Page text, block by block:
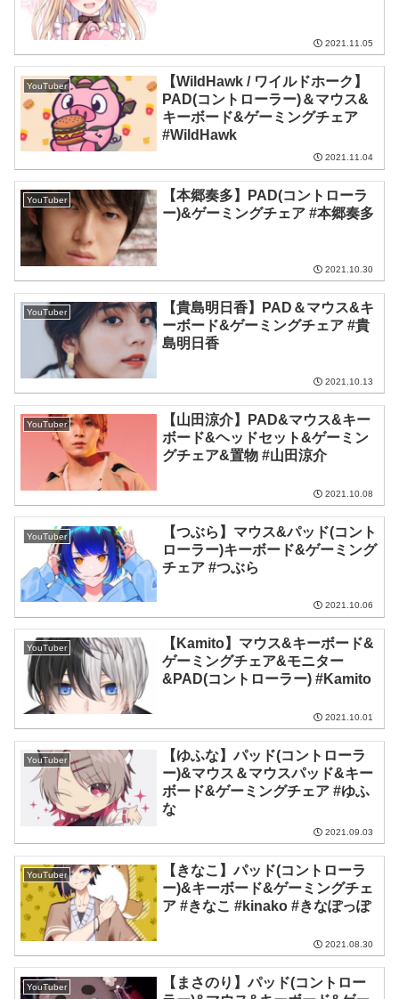
2021.11.05
YouTuber
【WildHawk / ワイルドホーク】
PAD(コントローラー)＆マウス&
キーボード&ゲーミングチェア
#WildHawk
2021.11.04
YouTuber
【本郷奏多】PAD(コントローラ
ー)&ゲーミングチェア #本郷奏多
2021.10.30
YouTuber
【貴島明日香】PAD＆マウス&キ
ーボード&ゲーミングチェア #貴
島明日香
2021.10.13
YouTuber
【山田涼介】PAD&マウス&キー
ボード&ヘッドセット&ゲーミン
グチェア&置物 #山田涼介
2021.10.08
YouTuber
【つぶら】マウス&パッド(コント
ローラー)キーボード&ゲーミング
チェア #つぶら
2021.10.06
YouTuber
【Kamito】マウス&キーボード&
ゲーミングチェア&モニター
&PAD(コントローラー) #Kamito
2021.10.01
YouTuber
【ゆふな】パッド(コントローラ
ー)&マウス＆マウスパッド&キー
ボード&ゲーミングチェア #ゆふ
な
2021.09.03
YouTuber
【きなこ】パッド(コントローラ
ー)&キーボード&ゲーミングチェ
ア #きなこ #kinako #きなぽっぽ
2021.08.30
YouTuber
【まさのり】パッド(コントロー